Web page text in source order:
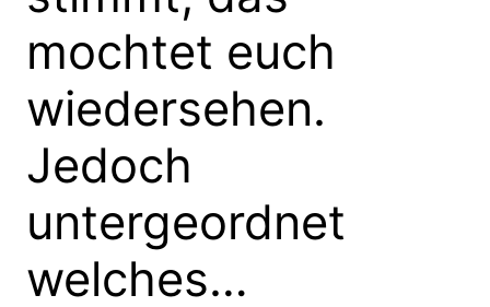
mochtet euch
wiedersehen.
Jedoch
untergeordnet
welches…